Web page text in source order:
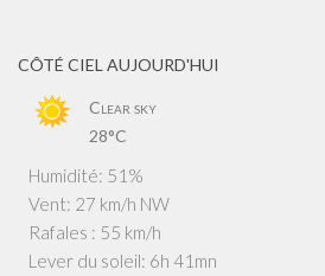
CÔTÉ CIEL AUJOURD'HUI
Clear sky
28°C
Humidité: 51%
Vent: 27 km/h NW
Rafales : 55 km/h
Lever du soleil: 6h 41mn